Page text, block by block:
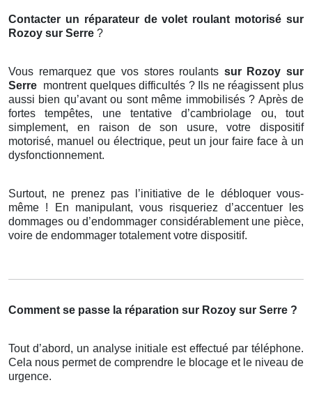
Contacter un réparateur de volet roulant motorisé sur
Rozoy sur Serre ?
Vous remarquez que vos stores roulants sur Rozoy sur
Serre montrent quelques difficultés ? Ils ne réagissent plus
aussi bien qu’avant ou sont même immobilisés ? Après de
fortes tempêtes, une tentative d’cambriolage ou, tout
simplement, en raison de son usure, votre dispositif
motorisé, manuel ou électrique, peut un jour faire face à un
dysfonctionnement.
Surtout, ne prenez pas l’initiative de le débloquer vous-
même ! En manipulant, vous risqueriez d’accentuer les
dommages ou d’endommager considérablement une pièce,
voire de endommager totalement votre dispositif.
Comment se passe la réparation sur Rozoy sur Serre ?
Tout d’abord, un analyse initiale est effectué par téléphone.
Cela nous permet de comprendre le blocage et le niveau de
urgence.